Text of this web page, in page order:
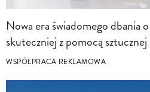
Nowa era świadomego dbania
skuteczniej z pomocą
WSPÓŁPRACA REKLAMOWA